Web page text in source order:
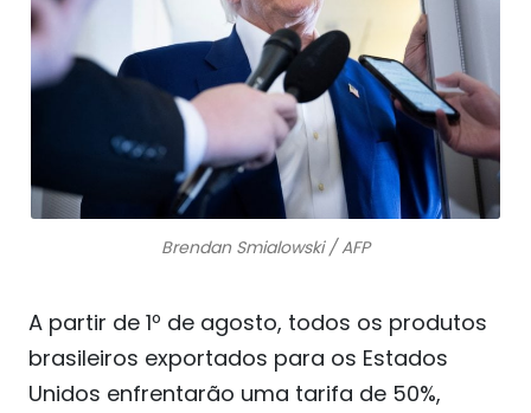
Brendan Smialowski / AFP
A partir de 1º de agosto, todos os produtos
brasileiros exportados para os Estados
Unidos enfrentarão uma tarifa de 50%,